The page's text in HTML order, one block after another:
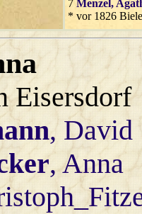
7 Menzel,
* vor 1826
Eisersdorf
, David
, Anna